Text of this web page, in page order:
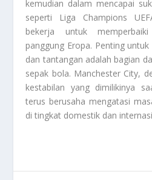
kemudian dalam mencapai
seperti Liga Champions
bekerja untuk
panggung Eropa. Penting
dan tantangan adalah bagian
sepak bola. Manchester City,
kestabilan yang dimilikinya
terus berusaha mengatasi
di tingkat domestik dan